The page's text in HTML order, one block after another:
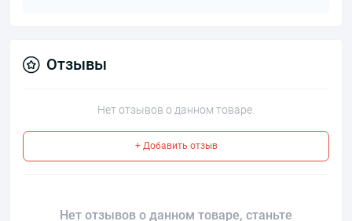
Отзывы
Нет отзывов о данном товаре.
+ Добавить отзыв
Нет отзывов о данном товаре, станьте